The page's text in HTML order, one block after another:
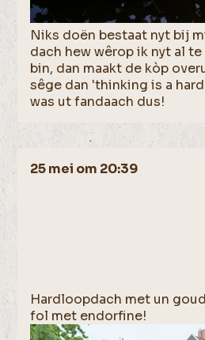
Niks doën bestaat nyt bij
dach hew wêrop ik nyt al
bin, dan maakt de kòp
sêge dan 'thinking is a
was ut fandaach dus!
25 mei om 20:39
Hardloopdach met un
fol met endorfine!